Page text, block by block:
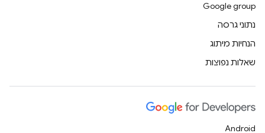
Google group
נתוני גרסה
הנחיות מיתוג
שאלות נפוצות
Android